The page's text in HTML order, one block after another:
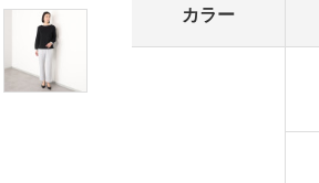
カラー